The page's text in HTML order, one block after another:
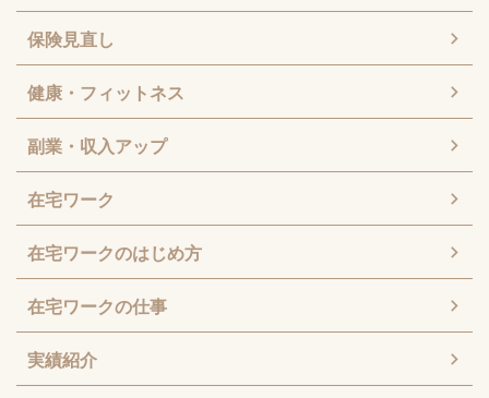
保険見直し
健康・フィットネス
副業・収入アップ
在宅ワーク
在宅ワークのはじめ方
在宅ワークの仕事
実績紹介